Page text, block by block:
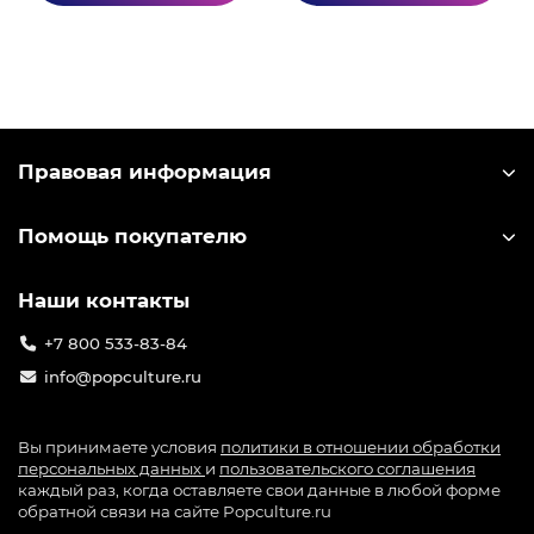
мерч можно по специальной голографической
Правовая информация
Помощь покупателю
Наши контакты
+7 800 533-83-84
info@popculture.ru
Вы принимаете условия политики в отношении обработки
персональных данных и пользовательского соглашения
каждый раз, когда оставляете свои данные в любой форме
обратной связи на сайте Popculture.ru